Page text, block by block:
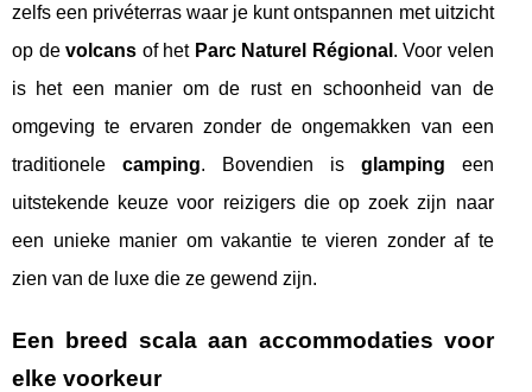
zelfs een privéterras waar je kunt ontspannen met uitzicht
op devolcans of het Parc Naturel Régional . Voor velen
is het een manier om de rust en schoonheid van de
omgeving te ervaren zonder de ongemakken van een
traditionele camping. Bovendien is glamping een
uitstekende keuze voor reizigers die op zoek zijn naar
een unieke manier om vakantie te vieren zonder af te
zien van de luxe die ze gewend zijn.
Een breed scala aan accommodaties voor
elke voorkeur